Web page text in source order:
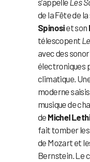
de la Fête de
Spinosiet son
télescopent
avec des
électroniques
climatique.
moderne
musique de
de Michel
fait tomber
de Mozart et
Bernstein. Le